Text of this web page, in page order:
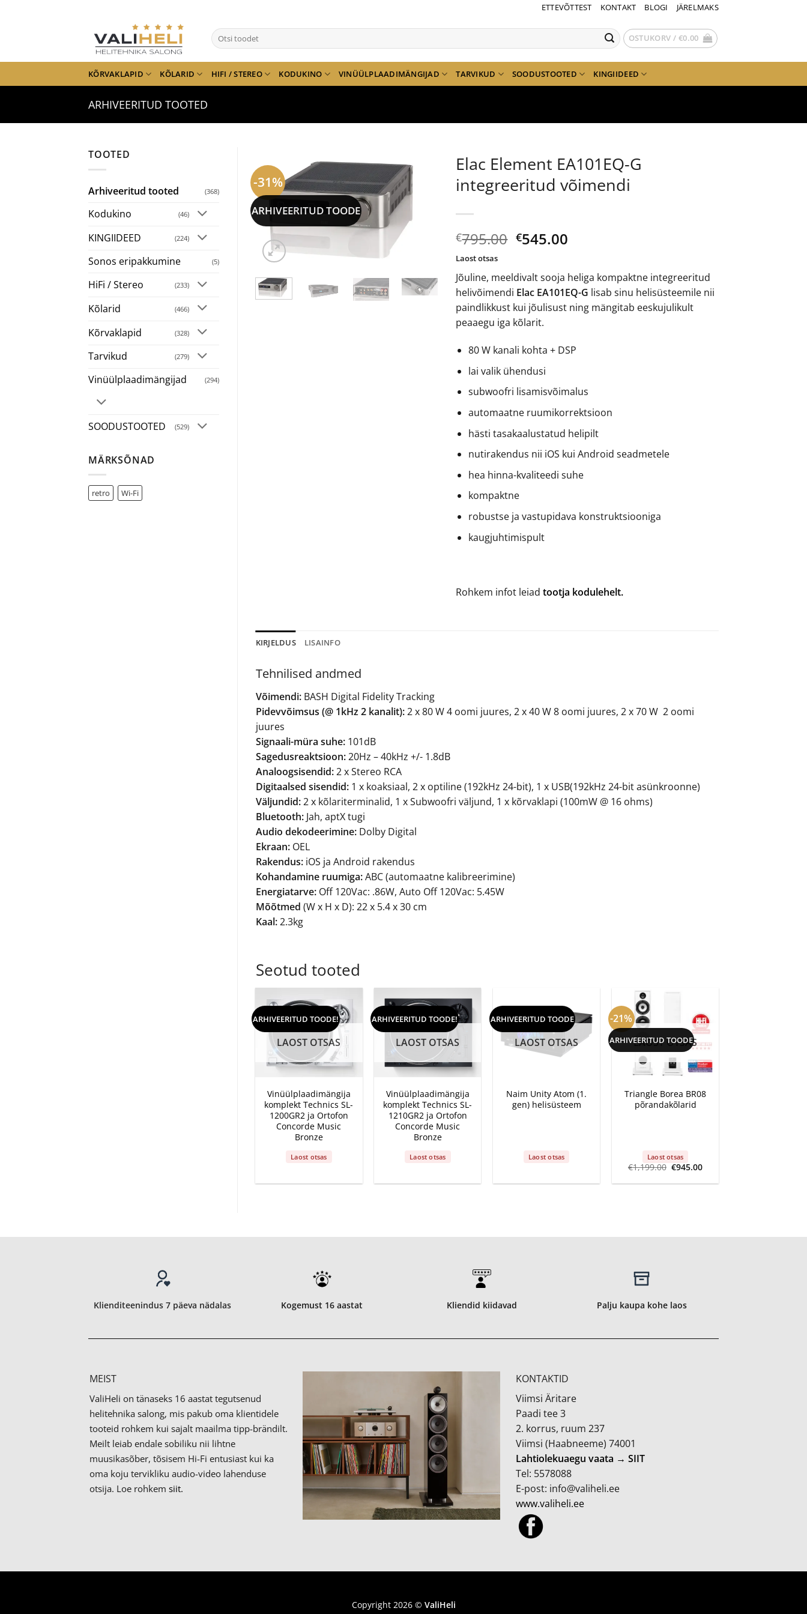
ETTEVÕTTEST KONTAKT BLOGI JÄRELMAKS
Otsi: OSTUKORV / €0.00
KÕRVAKLAPID KÕLARID HIFI / STEREO KODUKINO VINÜÜLPLAADIMÄNGIJAD TARVIKUD SOODUSTOOTED KINGIIDEED
ARHIVEERITUD TOOTED
TOOTED
Arhiveeritud tooted (368)
Kodukino (46)
KINGIIDEED (224)
Sonos eripakkumine (5)
HiFi / Stereo (233)
Kõlarid (466)
Kõrvaklapid (328)
Tarvikud (279)
Vinüülplaadimängijad (294)
SOODUSTOOTED (529)
MÄRKSÕNAD
retro Wi-Fi
-31%
ARHIVEERITUD TOODE
Elac Element EA101EQ-G
integreeritud võimendi
€795.00 Algne
€795.00.
€545.00Current
€545.00.
Jõuline, meeldivalt sooja heliga kompaktne integreeritud
helivõimendi Elac EA101EQ-G lisab sinu helisüsteemile nii
paindlikkust kui jõulisust ning mängitab eeskujulikult
peaaegu iga kõlarit.
80 W kanali kohta + DSP
lai valik ühendusi
subwoofri lisamisvõimalus
automaatne ruumikorrektsioon
hästi tasakaalustatud helipilt
nutirakendus nii iOS kui Android seadmetele
hea hinna-kvaliteedi suhe
kompaktne
robustse ja vastupidava konstruktsiooniga
kaugjuhtimispult
Rohkem infot leiadtootja kodulehelt.
Laost otsas
KIRJELDUS LISAINFO
Tehnilised andmed
Võimendi:BASH Digital Fidelity Tracking
Pidevvõimsus (@ 1kHz 2 kanalit):2 x 80 W 4 oomi juures, 2 x 40 W 8 oomi juures, 2 x 70 W 2 oomi
juures
Signaali-müra suhe:101dB
Sagedusreaktsioon:20Hz – 40kHz +/- 1.8dB
Analoogsisendid:2 x Stereo RCA
Digitaalsed sisendid:1 x koaksiaal, 2 x optiline (192kHz 24-bit), 1 x USB(192kHz 24-bit asünkroonne)
Väljundid:2 x kõlariterminalid, 1 x Subwoofri väljund, 1 x kõrvaklapi (100mW @ 16 ohms)
Bluetooth:Jah, aptX tugi
Audio dekodeerimine:Dolby Digital
Ekraan:OEL
Rakendus:iOS ja Android rakendus
Kohandamine ruumiga:ABC (automaatne kalibreerimine)
Energiatarve:Off 120Vac: .86W, Auto Off 120Vac: 5.45W
Mõõtmed (W x H x D): 22 x 5.4 x 30 cm
Kaal:2.3kg
Seotud tooted
ARHIVEERITUD TOODE!
+
LAOST OTSAS
Vinüülplaadimängija
komplekt Technics SL-
1200GR2 ja Ortofon
Concorde Music
Bronze
Laost otsas
ARHIVEERITUD TOODE!
+
LAOST OTSAS
Vinüülplaadimängija
komplekt Technics SL-
1210GR2 ja Ortofon
Concorde Music
Bronze
Laost otsas
ARHIVEERITUD TOODE
LAOST OTSAS
Naim Unity Atom (1.
gen) helisüsteem
Laost otsas
-21%
ARHIVEERITUD TOODE
LAOST OTSAS
Triangle Borea BR08
põrandakõlarid
Laost otsas
€1,199.00 Algne
oli:
€945.00Current
is:
Klienditeenindus 7 päeva nädalas Kogemust 16 aastat Kliendid kiidavad Palju kaupa kohe laos
MEIST
ValiHeli on tänaseks 16 aastat tegutsenud
helitehnika salong, mis pakub oma klientidele
tooteid rohkem kui sajalt maailma tipp-brändilt.
Meilt leiab endale sobiliku nii lihtne
muusikasõber, tõsisem Hi-Fi entusiast kui ka
oma koju tervikliku audio-video lahenduse
otsija. Loe rohkemsiit.
KONTAKTID
Viimsi Äritare
Paadi tee 3
2. korrus, ruum 237
Viimsi (Haabneeme) 74001
Lahtiolekuaegu vaata → SIIT
Tel: 5578088
E-post: info@valiheli.ee
www.valiheli.ee
Copyright 2026 © ValiHeli